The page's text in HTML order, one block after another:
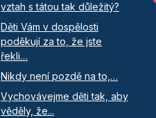
vztah s tátou tak důležitý?
Děti Vám v dospělosti
poděkují za to, že jste
řekli…
Nikdy není pozdě na to,…
Vychovávejme děti tak, aby
věděly, že...